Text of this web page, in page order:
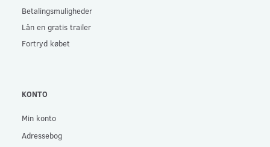
Betalingsmuligheder
Lån en gratis trailer
Fortryd købet
KONTO
Min konto
Adressebog